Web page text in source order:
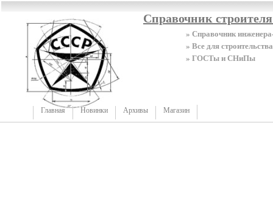
Справочник
» Справочник
» Все для строительства
» ГОСТы и СНиПы
Главная Новинки Архивы Магазин